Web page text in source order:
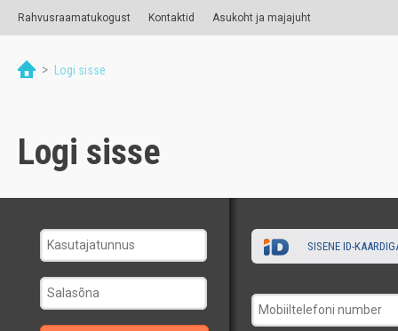
Rahvusraamatukogust Kontaktid Asukoht ja majajuht
> Logi sisse
Logi sisse
SISENE ID-